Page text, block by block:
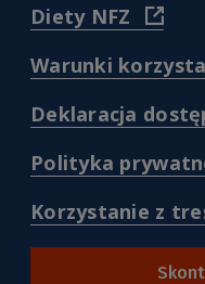
Diety NFZ
(
Warunki
Deklaracja
Polityka
Korzystanie z